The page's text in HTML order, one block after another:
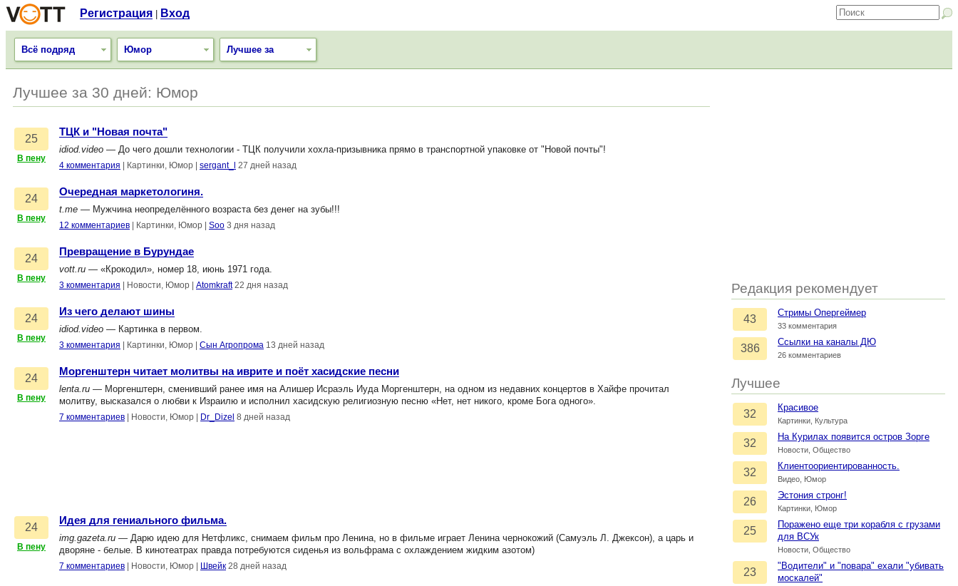
Регистрация Вход
Всё подряд Юмор Лучшее за
Редакция рекомендует
43
Стримы Опергеймер
33 комментария
386
Ссылки на каналы ДЮ
26 комментариев
Лучшее
32
Красивое
Картинки, Культура
32
На Курилах появится остров Зорге
Новости, Общество
32
Клиентоориентированность.
Видео, Юмор
26
Эстония стронг!
Картинки, Юмор
25
Поражено еще три корабля с грузами
для ВСУк
Новости, Общество
23
"Водители" и "повара" ехали "убивать
москалей"
Лучшее за 30 дней: Юмор
25
В пену
ТЦК и "Новая почта"
idiod.video — До чего дошли технологии - ТЦК получили хохла-призывника прямо в транспортной упаковке от "Новой почты"!
4 комментария Картинки, Юмор sergant_l 27 дней назад
24
В пену
Очередная маркетологиня.
t.me — Мужчина неопределённого возраста без денег на зубы!!!
12 комментариев Картинки, Юмор Soo 3 дня назад
24
В пену
Превращение в Бурундае
vott.ru — «Крокодил», номер 18, июнь 1971 года.
3 комментария Новости, Юмор Atomkraft 22 дня назад
24
В пену
Из чего делают шины
idiod.video — Картинка в первом.
3 комментария Картинки, Юмор Сын Агропрома 13 дней назад
24
В пену
Моргенштерн читает молитвы на иврите и поёт хасидские песни
lenta.ru — Моргенштерн, сменивший ранее имя на Алишер Исраэль Иуда Моргенштерн, на одном из недавних концертов в Хайфе прочитал
молитву, высказался о любви к Израилю и исполнил хасидскую религиозную песню «Нет, нет никого, кроме Бога одного».
7 комментариев Новости, Юмор Dr_Dizel 8 дней назад
24
В пену
Идея для гениального фильма.
img.gazeta.ru — Дарю идею для Нетфликс, снимаем фильм про Ленина, но в фильме играет Ленина чернокожий (Самуэль Л. Джексон), а царь и
дворяне - белые. В кинотеатрах правда потребуются сиденья из вольфрама с охлаждением жидким азотом)
7 комментариев Новости, Юмор Швейк 28 дней назад